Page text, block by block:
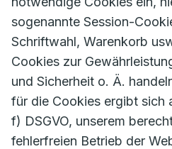
sogenannte Session-
Schriftwahl, Warenkorb
Cookies zur
und Sicherheit o. Ä.
für die Cookies ergibt sich
f) DSGVO, unserem
fehlerfreien Betrieb der